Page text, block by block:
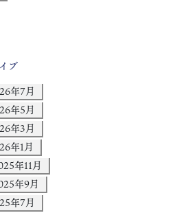
ブ
年7月
年5月
年3月
年1月
年11月
年9月
年7月